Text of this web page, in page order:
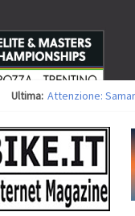
Ultima: Attenzione:
Europei XCO:
35ª Marathon
Europei MTB: il